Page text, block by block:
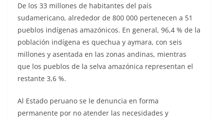
De los 33 millones de habitantes del país
sudamericano, alrededor de 800 000 pertenecen a 51
pueblos indígenas amazónicos. En general, 96,4 % de la
población indígena es quechua y aymara, con seis
millones y asentada en las zonas andinas, mientras
que los pueblos de la selva amazónica representan el
restante 3,6 %.
Al Estado peruano se le denuncia en forma
permanente por no atender las necesidades y